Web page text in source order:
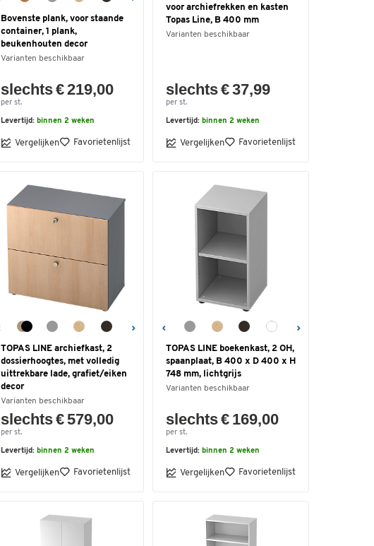
Bovenste plank, voor staande
container, 1 plank,
beukenhouten decor
Varianten beschikbaar
slechts € 219,00
per st.
Levertijd: binnen 2 weken
Vergelijken Favorietenlijst
voor archiefrekken en kasten
Topas Line, B 400 mm
Varianten beschikbaar
slechts € 37,99
per st.
Levertijd: binnen 2 weken
Vergelijken Favorietenlijst
TOPAS LINE archiefkast, 2
dossierhoogtes, met volledig
uittrekbare lade, grafiet/eiken
decor
Varianten beschikbaar
slechts € 579,00
per st.
Levertijd: binnen 2 weken
Vergelijken Favorietenlijst
TOPAS LINE boekenkast, 2 OH,
spaanplaat, B 400 x D 400 x H
748 mm, lichtgrijs
Varianten beschikbaar
slechts € 169,00
per st.
Levertijd: binnen 2 weken
Vergelijken Favorietenlijst